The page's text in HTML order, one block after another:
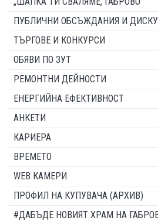
ПУБЛИЧНИ ОБСЪЖДАНИЯ И
ТЪРГОВЕ И КОНКУРСИ
ОБЯВИ ПО ЗУТ
РЕМОНТНИ ДЕЙНОСТИ
ЕНЕРГИЙНА ЕФЕКТИВНОСТ
АНКЕТИ
КАРИЕРА
ВРЕМЕТО
WEB КАМЕРИ
ПРОФИЛ НА КУПУВАЧА (АРХИВ)
#ДАБЪДЕ НОВИЯТ ХРАМ НА